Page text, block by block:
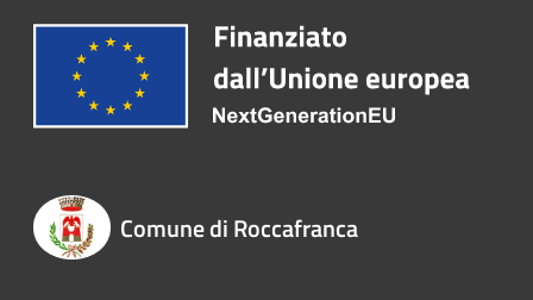
Comune di Roccafranca